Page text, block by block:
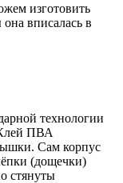
изготовить
вписалась в
технологии
ПВА
Сам корпус
(дощечки)
стянуты